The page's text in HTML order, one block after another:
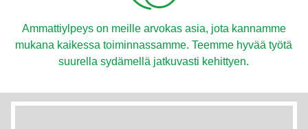
Ammattiylpeys on meille arvokas asia, jota kannamme
mukana kaikessa toiminnassamme. Teemme hyvää työtä
suurella sydämellä jatkuvasti kehittyen.